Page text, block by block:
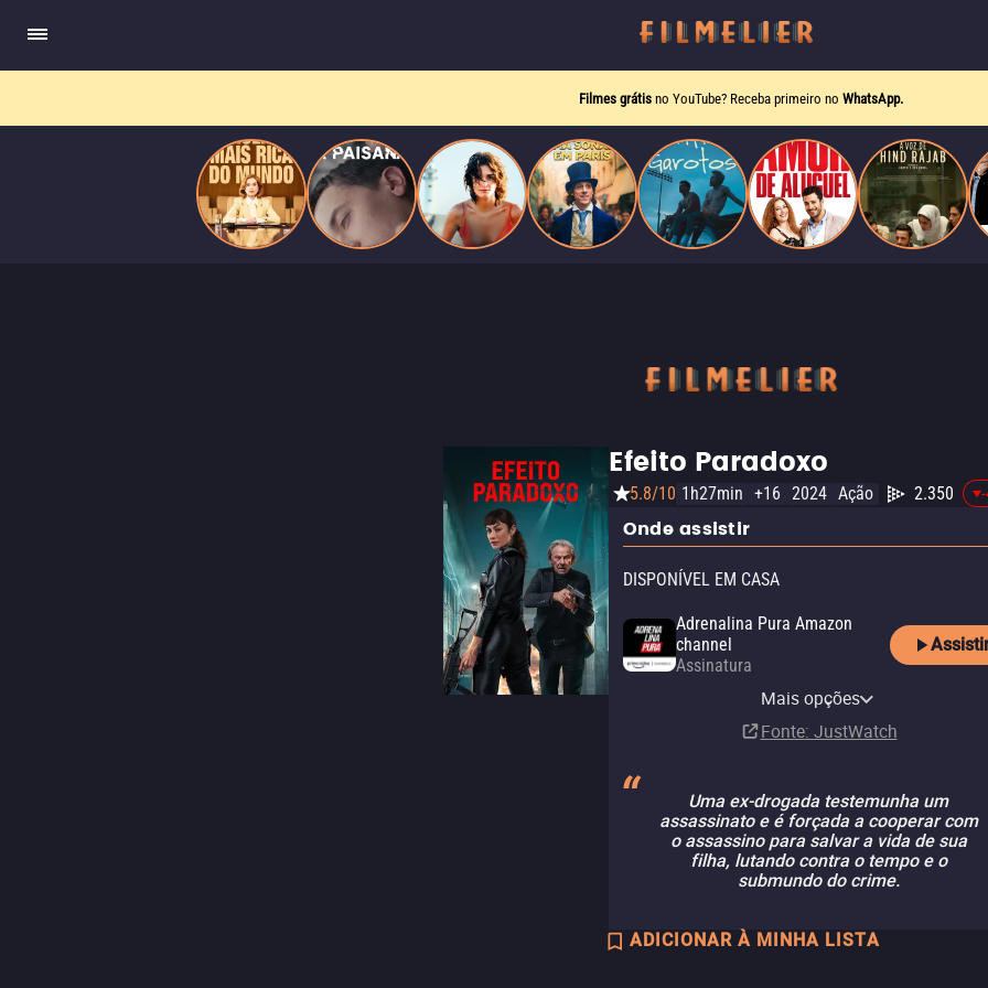
Filmes grátis no YouTube? Receba primeiro no WhatsApp.
Efeito Paradoxo
5.8/10 1h27min +16 2024 Ação 2.350
Onde assistir
DISPONÍVEL EM CASA
Adrenalina Pura Amazon
channel
Assinatura
Adrenalina Pura Apple TV
Assinatura
Adrenalina Pura+ Claro tv+
AssinaturaMais opções
Fonte: JustWatch
Uma ex-drogada testemunha um
assassinato e é forçada a cooperar com
o assassino para salvar a vida de sua
filha, lutando contra o tempo e o
submundo do crime.
ADICIONAR À MINHA LISTA
do
Mundo